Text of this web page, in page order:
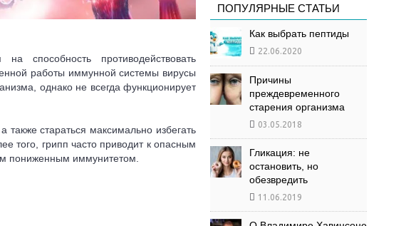
ПОПУЛЯРНЫЕ СТАТЬИ
Как выбрать пептиды
22.06.2020
Причины
преждевременного
старения организма
03.05.2018
Гликация: не
остановить, но
обезвредить
11.06.2019
способность противодействовать
работы иммунной системы вирусы
однако не всегда функционирует
стараться максимально избегать
того, грипп часто приводит к опасным
пониженным иммунитетом.